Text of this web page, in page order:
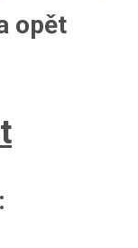
opět